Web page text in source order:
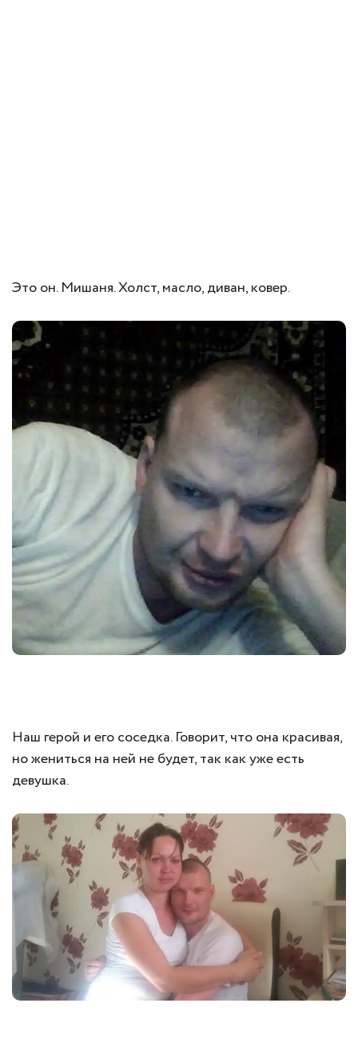
Это он. Мишаня. Холст, масло, диван, ковер.
Наш герой и его соседка. Говорит, что она красивая,
но жениться на ней не будет, так как уже есть
девушка.